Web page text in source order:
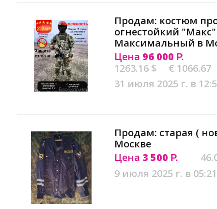
Продам: костюм
огнестойкий
Максимальный в
Цена 96 000 Р.
1263.16 $
€ 1066.67
31 июля 2025 г. в
Продам: старая (
Москве
Цена 3 500 Р.
9 июля 2025 г. в 05:21